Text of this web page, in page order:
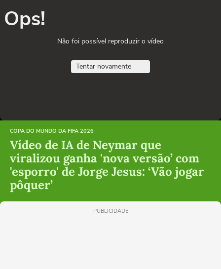
Ops!
Não foi possível reproduzir o vídeo
Tentar novamente
COPA DO MUNDO DA FIFA 2026
Vídeo de IA de Neymar que
viralizou ganha 'nova versão’ com
'esporro' de Jorge Jesus: ‘Vão jogar
pôquer’
PUBLICIDADE